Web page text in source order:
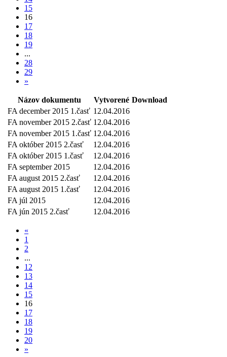
15
16
17
18
19
...
28
29
»
Názov dokumentu Vytvorené Download
FA december 2015 1.časť 12.04.2016
FA november 2015 2.časť 12.04.2016
FA november 2015 1.časť 12.04.2016
FA október 2015 2.časť
12.04.2016
FA október 2015 1.časť
12.04.2016
FA september 2015
12.04.2016
FA august 2015 2.časť
12.04.2016
FA august 2015 1.časť
12.04.2016
FA júl 2015
12.04.2016
FA jún 2015 2.časť
12.04.2016
«
1
2
...
12
13
14
15
16
17
18
19
20
»